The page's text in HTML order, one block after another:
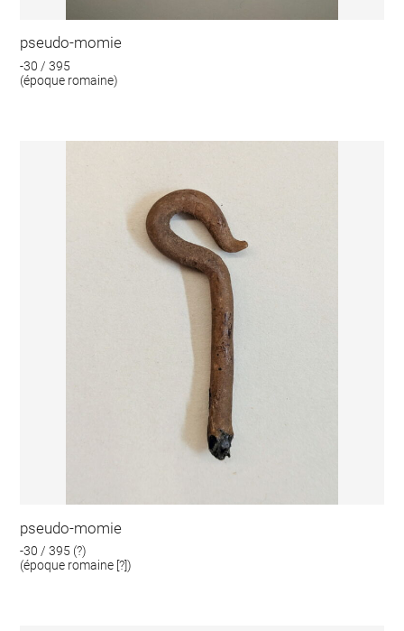
pseudo-momie
-30 / 395
(époque romaine)
pseudo-momie
-30 / 395 (?)
(époque romaine [?])